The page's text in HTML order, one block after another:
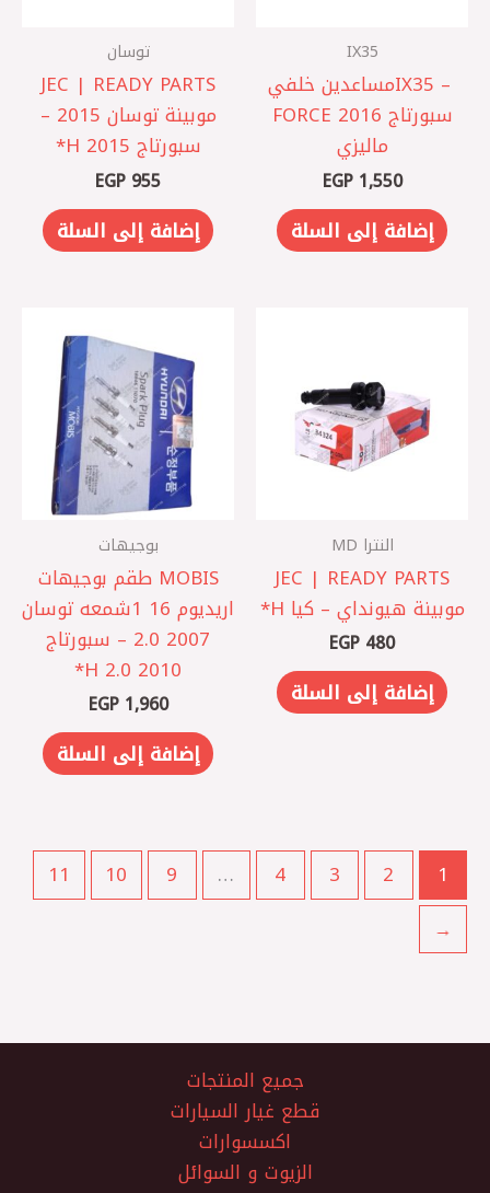
IX35
IX35 – ‎مساعدين خلفي
سبورتاج 2016 FORCE
ماليزي
EGP1,550
إضافة إلى السلة
توسان
JEC | READY PARTS
موبينة توسان 2015 –
سبورتاج 2015 H*
EGP 955
إضافة إلى السلة
النترا MD
JEC | READY PARTS
موبينة هيونداي – كيا H*
EGP 480
إضافة إلى السلة
بوجيهات
MOBIS طقم بوجيهات
اريديوم 16 1شمعه توسان
2007 2.0 – سبورتاج
2010 2.0 H*
EGP1,960
إضافة إلى السلة
1
2
3
4
…
9
10
11
←
جميع المنتجات
قطع غيار السيارات
اكسسوارات
الزيوت و السوائل